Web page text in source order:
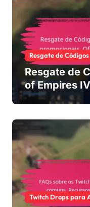
Resgate de
Resgate de
of Empires
sazonais
Twitch Drops para